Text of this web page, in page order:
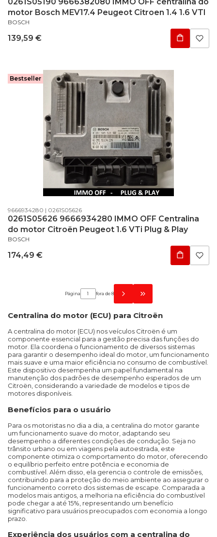
motor Bosch MEV17.4 Peugeot Citroen 1.4 1.6 VTI
FABRICANTE
BOSCH
Preço
139,59 €
Bestseller
Código do produto
9666934280 Código do fabricante
0261S05626
0261S05626 9666934280 IMMO OFF Centralina
do motor Citroën Peugeot 1.6 VTi Plug & Play
FABRICANTE
BOSCH
Preço
174,49 €
Página fora de 8
Go to the last page of
Centralina do motor (ECU) para Citroën
A centralina do motor (ECU) nos veículos Citroën é um
componente essencial para a gestão precisa das funções do
motor. Ela coordena o funcionamento de diversos sistemas
para garantir o desempenho ideal do motor, um funcionamento
mais suave e uma maior eficiência no consumo de combustível.
Este dispositivo desempenha um papel fundamental na
manutenção dos padrões de desempenho esperados de um
Citroën, considerando a variedade de modelos e tipos de
motores disponíveis.
Benefícios para o usuário
Para os motoristas no dia a dia, a centralina do motor garante
um funcionamento suave do motor, adaptando seu
desempenho a diferentes condições de condução. Seja no
trânsito urbano ou em viagens pela autoestrada, este
componente otimiza o comportamento do motor, oferecendo
o equilíbrio perfeito entre potência e economia de
combustível. Além disso, ela gerencia o controle de emissões,
contribuindo para a proteção do meio ambiente ao assegurar o
funcionamento correto dos sistemas de escape. Comparada a
modelos mais antigos, a melhoria na eficiência do combustível
pode chegar a até 15%, representando um benefício
significativo para usuários preocupados com economia a longo
prazo.
Experiência dos usuários com a centralina do